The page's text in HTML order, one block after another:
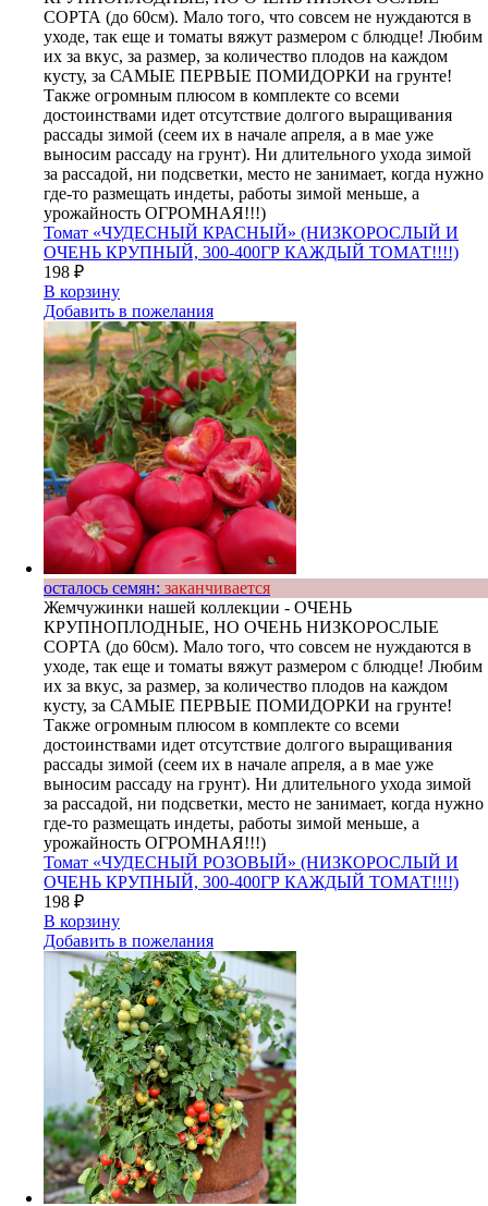
СОРТА (до 60см). Мало того, что совсем не нуждаются в
уходе, так еще и томаты вяжут размером с блюдце! Любим
их за вкус, за размер, за количество плодов на каждом
кусту, за САМЫЕ ПЕРВЫЕ ПОМИДОРКИ на грунте!
Также огромным плюсом в комплекте со всеми
достоинствами идет отсутствие долгого выращивания
рассады зимой (сеем их в начале апреля, а в мае уже
выносим рассаду на грунт). Ни длительного ухода зимой
за рассадой, ни подсветки, место не занимает, когда нужно
где-то размещать индеты, работы зимой меньше, а
урожайность ОГРОМНАЯ!!!)
Томат «ЧУДЕСНЫЙ КРАСНЫЙ» (НИЗКОРОСЛЫЙ И
ОЧЕНЬ КРУПНЫЙ, 300-400ГР КАЖДЫЙ ТОМАТ!!!!)
198 ₽
В корзину
Добавить в пожелания
осталось семян: заканчивается
Жемчужинки нашей коллекции - ОЧЕНЬ
КРУПНОПЛОДНЫЕ, НО ОЧЕНЬ НИЗКОРОСЛЫЕ
СОРТА (до 60см). Мало того, что совсем не нуждаются в
уходе, так еще и томаты вяжут размером с блюдце! Любим
их за вкус, за размер, за количество плодов на каждом
кусту, за САМЫЕ ПЕРВЫЕ ПОМИДОРКИ на грунте!
Также огромным плюсом в комплекте со всеми
достоинствами идет отсутствие долгого выращивания
рассады зимой (сеем их в начале апреля, а в мае уже
выносим рассаду на грунт). Ни длительного ухода зимой
за рассадой, ни подсветки, место не занимает, когда нужно
где-то размещать индеты, работы зимой меньше, а
урожайность ОГРОМНАЯ!!!)
Томат «ЧУДЕСНЫЙ РОЗОВЫЙ» (НИЗКОРОСЛЫЙ И
ОЧЕНЬ КРУПНЫЙ, 300-400ГР КАЖДЫЙ ТОМАТ!!!!)
198 ₽
В корзину
Добавить в пожелания